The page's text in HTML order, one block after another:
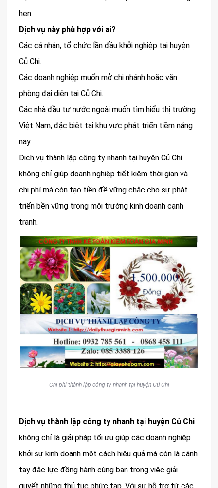
hẹn.
Dịch vụ này phù hợp với ai?
Các cá nhân, tổ chức lần đầu khởi nghiệp tại huyện
Củ Chi.
Các doanh nghiệp muốn mở chi nhánh hoặc văn
phòng đại diện tại Củ Chi.
Các nhà đầu tư nước ngoài muốn tìm hiểu thị trường
Việt Nam, đặc biệt tại khu vực phát triển tiềm năng
này.
Dịch vụ thành lập công ty nhanh tại huyện Củ Chi
không chỉ giúp doanh nghiệp tiết kiệm thời gian và
chi phí mà còn tạo tiền đề vững chắc cho sự phát
triển bền vững trong môi trường kinh doanh cạnh
tranh.
Chi phí thành lập công ty nhanh tại huyện Củ Chi
Dịch vụ thành lập công ty nhanh tại huyện Củ Chi
không chỉ là giải pháp tối ưu giúp các doanh nghiệp
khởi sự kinh doanh một cách hiệu quả mà còn là cánh
tay đắc lực đồng hành cùng bạn trong việc giải
quyết những thủ tục phức tạp. Với sự hỗ trợ từ các